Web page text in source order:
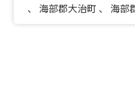
、 海部郡大治町 、 海部